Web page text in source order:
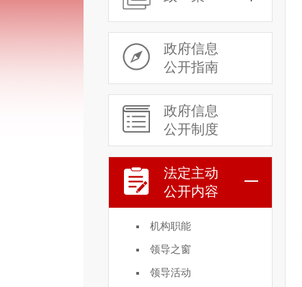
政府信息
公开指南
政府信息
公开制度
法定主动
公开内容
机构职能
领导之窗
领导活动